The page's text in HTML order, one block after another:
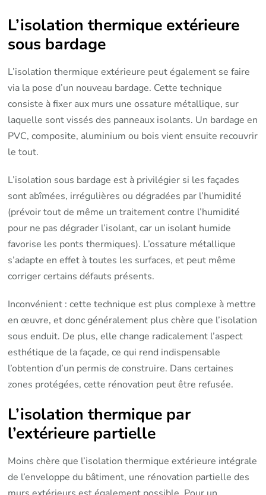
L’isolation thermique extérieure
sous bardage
L’isolation thermique extérieure peut également se faire
via la pose d’un nouveau bardage. Cette technique
consiste à fixer aux murs une ossature métallique, sur
laquelle sont vissés des panneaux isolants. Un bardage en
PVC, composite, aluminium ou bois vient ensuite recouvrir
le tout.
L’isolation sous bardage est à privilégier si les façades
sont abîmées, irrégulières ou dégradées par l’humidité
(prévoir tout de même un traitement contre l’humidité
pour ne pas dégrader l’isolant, car un isolant humide
favorise les ponts thermiques). L’ossature métallique
s’adapte en effet à toutes les surfaces, et peut même
corriger certains défauts présents.
Inconvénient : cette technique est plus complexe à mettre
en œuvre, et donc généralement plus chère que l’isolation
sous enduit. De plus, elle change radicalement l’aspect
esthétique de la façade, ce qui rend indispensable
l’obtention d’un permis de construire. Dans certaines
zones protégées, cette rénovation peut être refusée.
L’isolation thermique par
l’extérieure partielle
Moins chère que l’isolation thermique extérieure intégrale
de l’enveloppe du bâtiment, une rénovation partielle des